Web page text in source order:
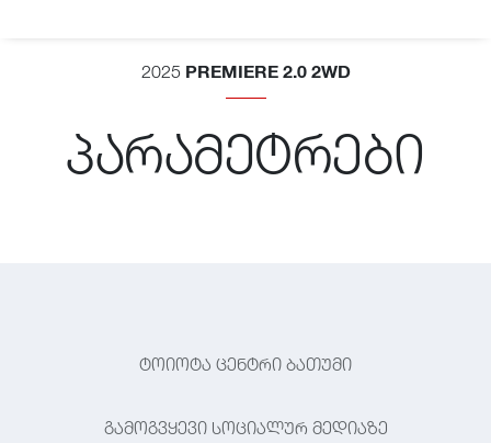
2025 PREMIERE 2.0 2WD
პარამეტრები
ტოიოტა ცენტრი ბათუმი
გამოგვყევი სოციალურ მედიაზე